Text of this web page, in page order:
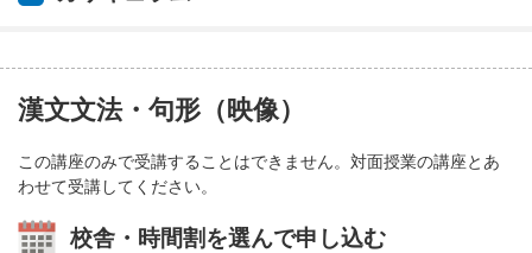
漢文文法・句形（映像）
この講座のみで受講することはできません。対面授業の講座とあ
わせて受講してください。
校舎・時間割を選んで申し込む